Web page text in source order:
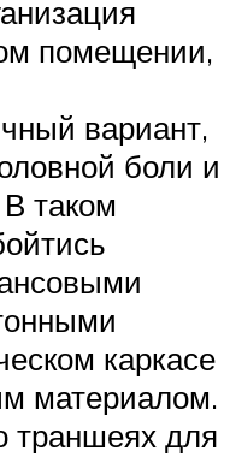
помещении,
вариант,
боли и
таком
каркасе
материалом.
траншеях для